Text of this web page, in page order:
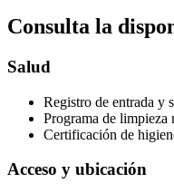
Consulta la
Salud
Registro de entrada y
Programa de limpieza
Certificación de
Acceso y ubicación